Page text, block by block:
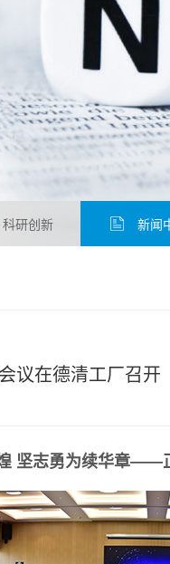
科研创新 新闻
议在德清工厂召开
坚志勇为续华章——